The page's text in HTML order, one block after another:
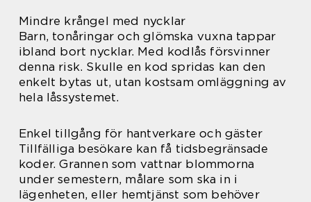
Mindre krångel med nycklar
Barn, tonåringar och glömska vuxna tappar
ibland bort nycklar. Med kodlås försvinner
denna risk. Skulle en kod spridas kan den
enkelt bytas ut, utan kostsam omläggning av
hela låssystemet.
Enkel tillgång för hantverkare och gäster
Tillfälliga besökare kan få tidsbegränsade
koder. Grannen som vattnar blommorna
under semestern, målare som ska in i
lägenheten, eller hemtjänst som behöver